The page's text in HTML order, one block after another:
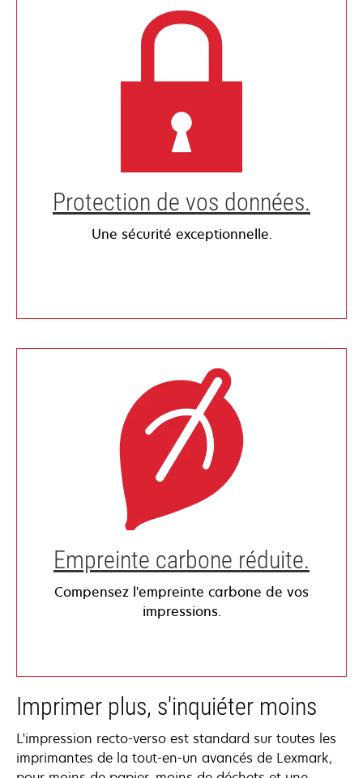
Protection de vos données.
Une sécurité exceptionnelle.
Empreinte carbone réduite​.
Compensez l'empreinte carbone de vos
impressions.
Imprimer plus, s'inquiéter moins
L'impression recto-verso est standard sur toutes les
imprimantes de la tout-en-un avancés de Lexmark,